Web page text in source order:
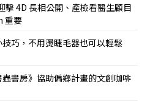
擊 4D 長相公開、產檢看醫生顧目
重要
巧，不用燙睫毛器也可以輕鬆
書房》協助偏鄉計畫的文創咖啡